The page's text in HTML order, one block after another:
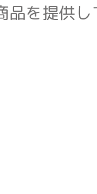
を提供し